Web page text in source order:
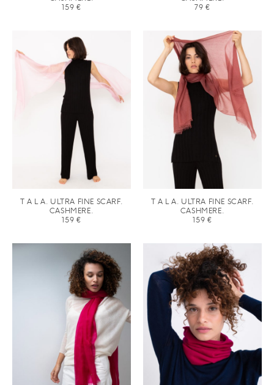
159 €
79€
T A L A. ULTRA FINE SCARF.
CASHMERE.
159 €
T A L A. ULTRA FINE SCARF.
CASHMERE.
159 €